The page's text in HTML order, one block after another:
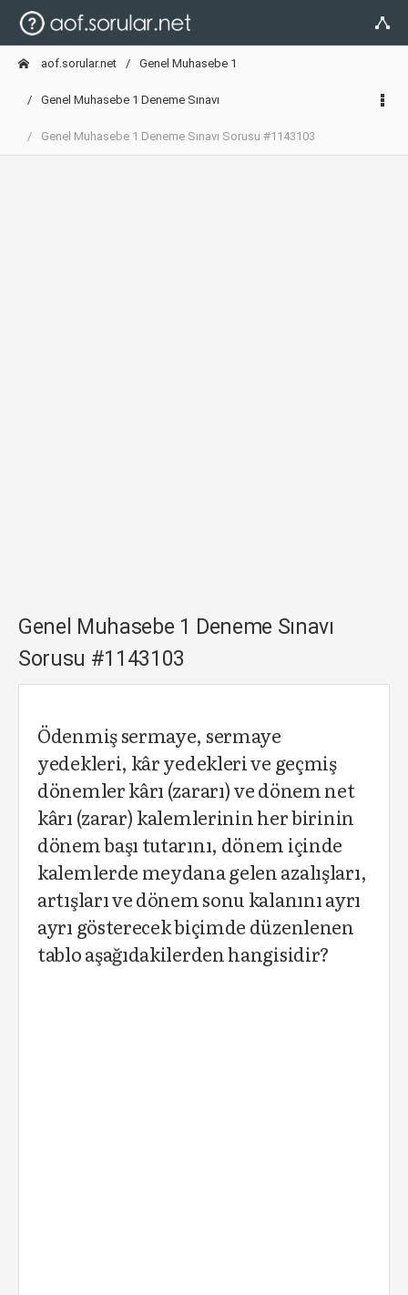
aof.sorular.net Genel Muhasebe 1
Genel Muhasebe 1 Deneme Sınavı
Genel Muhasebe 1 Deneme Sınavı Sorusu #1143103
Genel Muhasebe 1 Deneme Sınavı
Sorusu #1143103
Ödenmiş sermaye, sermaye
yedekleri, kâr yedekleri ve geçmiş
dönemler kârı (zararı) ve dönem net
kârı (zarar) kalemlerinin her birinin
dönem başı tutarını, dönem içinde
kalemlerde meydana gelen azalışları,
artışları ve dönem sonu kalanını ayrı
ayrı gösterecek biçimde düzenlenen
tablo aşağıdakilerden hangisidir?